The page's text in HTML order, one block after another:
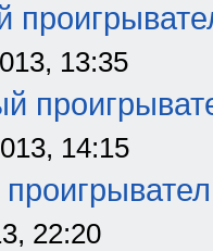
13:35
14:15
22:20